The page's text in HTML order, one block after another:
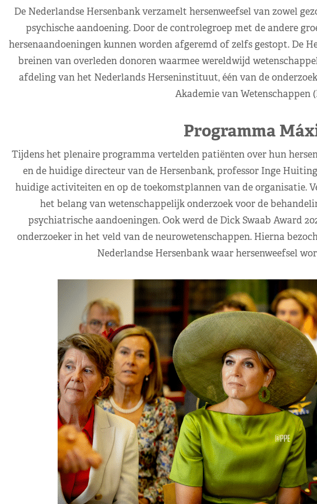
De Nederlandse Hersenbank verzamelt hersenweefsel van zowel
psychische aandoening. Door de controlegroep met de andere
hersenaandoeningen kunnen worden afgeremd of zelfs gestopt. De
breinen van overleden donoren waarmee wereldwijd
afdeling van het Nederlands Herseninstituut, één van de
Akademie van Wetenschappen
Programma
Tijdens het plenaire programma vertelden patiënten over hun
en de huidige directeur van de Hersenbank, professor Inge
huidige activiteiten en op de toekomstplannen van de organisatie.
het belang van wetenschappelijk onderzoek voor de
psychiatrische aandoeningen. Ook werd de Dick Swaab Award
onderzoeker in het veld van de neurowetenschappen. Hierna
Nederlandse Hersenbank waar hersenweefsel